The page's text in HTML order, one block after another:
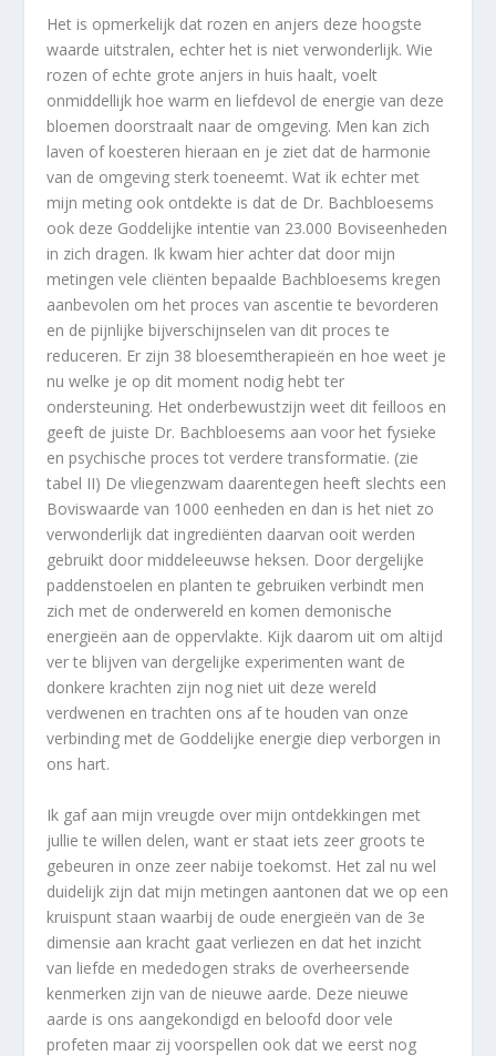
Het is opmerkelijk dat rozen en anjers deze hoogste
waarde uitstralen, echter het is niet verwonderlijk. Wie
rozen of echte grote anjers in huis haalt, voelt
onmiddellijk hoe warm en liefdevol de energie van deze
bloemen doorstraalt naar de omgeving. Men kan zich
laven of koesteren hieraan en je ziet dat de harmonie
van de omgeving sterk toeneemt. Wat ik echter met
mijn meting ook ontdekte is dat de Dr. Bachbloesems
ook deze Goddelijke intentie van 23.000 Boviseenheden
in zich dragen. Ik kwam hier achter dat door mijn
metingen vele cliënten bepaalde Bachbloesems kregen
aanbevolen om het proces van ascentie te bevorderen
en de pijnlijke bijverschijnselen van dit proces te
reduceren. Er zijn 38 bloesemtherapieën en hoe weet je
nu welke je op dit moment nodig hebt ter
ondersteuning. Het onderbewustzijn weet dit feilloos en
geeft de juiste Dr. Bachbloesems aan voor het fysieke
en psychische proces tot verdere transformatie. (zie
tabel II) De vliegenzwam daarentegen heeft slechts een
Boviswaarde van 1000 eenheden en dan is het niet zo
verwonderlijk dat ingrediënten daarvan ooit werden
gebruikt door middeleeuwse heksen. Door dergelijke
paddenstoelen en planten te gebruiken verbindt men
zich met de onderwereld en komen demonische
energieën aan de oppervlakte. Kijk daarom uit om altijd
ver te blijven van dergelijke experimenten want de
donkere krachten zijn nog niet uit deze wereld
verdwenen en trachten ons af te houden van onze
verbinding met de Goddelijke energie diep verborgen in
ons hart.
Ik gaf aan mijn vreugde over mijn ontdekkingen met
jullie te willen delen, want er staat iets zeer groots te
gebeuren in onze zeer nabije toekomst. Het zal nu wel
duidelijk zijn dat mijn metingen aantonen dat we op een
kruispunt staan waarbij de oude energieën van de 3e
dimensie aan kracht gaat verliezen en dat het inzicht
van liefde en mededogen straks de overheersende
kenmerken zijn van de nieuwe aarde. Deze nieuwe
aarde is ons aangekondigd en beloofd door vele
profeten maar zij voorspellen ook dat we eerst nog